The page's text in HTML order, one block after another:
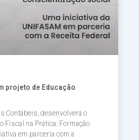
projeto de Educação
Contábeis, desenvolverá o
Fiscal na Prática: Formação
em parceria com a